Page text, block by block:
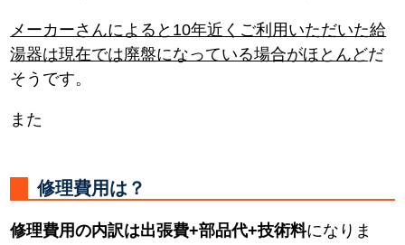
メーカーさんによると10年近くご利用いただいた給
湯器は現在では廃盤になっている場合がほとんどだ
そうです。
また
修理費用は？
修理費用の内訳は出張費+部品代+技術料になりま